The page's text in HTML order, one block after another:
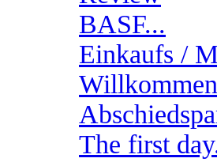
BASF...
Einkaufs /
The first